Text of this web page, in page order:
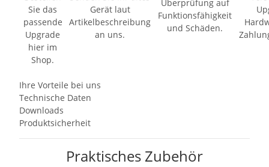
Sie das
passende
Upgrade
hier im
Shop.
Gerät laut
Artikelbeschreibung
an uns.
Überprüfung auf
Funktionsfähigkeit
und Schäden.
Ihre Vorteile bei uns
Technische Daten
Downloads
Produktsicherheit
Praktisches Zubehör